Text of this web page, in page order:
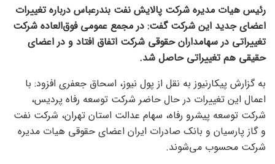
رئیس هیات مدیره شرکت پالایش نفت بندرعباس درباره تغییرات
اعضای جدید این شرکت گفت: در مجمع عمومی فوق‌العاده شرکت
تغییراتی در سهامداران حقوقی شرکت اتفاق افتاد و در اعضای
حقیقی هم تغییراتی حاصل شد.
به گزارش پیکارنیوز به نقل از پول نیوز، اسحاق جعفری افزود: با
اعمال این تغییرات در حال حاضر شرکت توسعه رفاه پردیس،
شرکت توسعه پیشرو رفاه، سهام عدالت استان تهران، شرکت نفت
و گاز پارسیان و بانک صادرات ایران اعضای حقوقی هیات مدیره
شرکت محسوب می‌شوند.